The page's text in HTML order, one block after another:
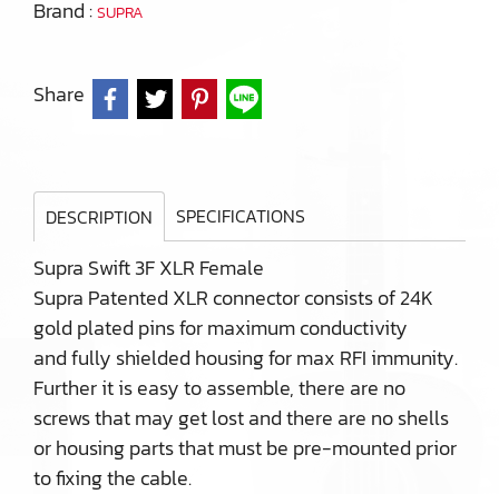
Brand :SUPRA
Share
DESCRIPTION SPECIFICATIONS
Supra Swift 3F XLR Female
Supra Patented XLR connector consists of 24K
gold plated pins for maximum conductivity
and fully shielded housing for max RFI immunity.
Further it is easy to assemble, there are no
screws that may get lost and there are no shells
or housing parts that must be pre-mounted prior
to fixing the cable.